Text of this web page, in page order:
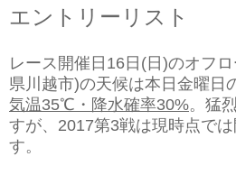
エントリーリスト
レース開催日16日(日)のオフ
県川越市)の天候は本日金曜日
気温35℃・降水確率30%。猛
すが、2017第3戦は現時点で
す。